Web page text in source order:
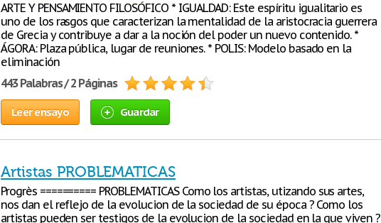
ARTE Y PENSAMIENTO FILOSÓFICO * IGUALDAD: Este espíritu igualitario es
uno de los rasgos que caracterizan la mentalidad de la aristocracia guerrera
de Grecia y contribuye a dar a la noción del poder un nuevo contenido. *
ÁGORA: Plaza pública, lugar de reuniones. * POLIS: Modelo basado en la
eliminación
443 Palabras / 2 Páginas
Leer ensayo Guardar
Artistas PROBLEMATICAS
Progrès ========== PROBLEMATICAS Como los artistas, utizando sus artes,
nos dan el reflejo de la evolucion de la sociedad de su época ? Como los
artistas pueden ser testigos de la evolucion de la sociedad en la que viven ?